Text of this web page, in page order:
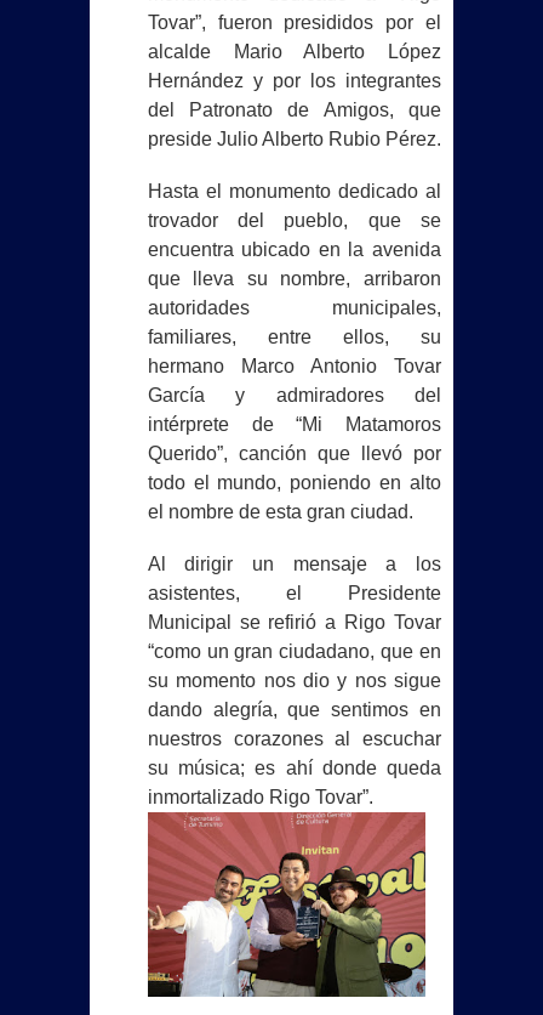
Tovar”, fueron presididos por el
alcalde Mario Alberto López
Hernández y por los integrantes
del Patronato de Amigos, que
preside Julio Alberto Rubio Pérez.
Hasta el monumento dedicado al
trovador del pueblo, que se
encuentra ubicado en la avenida
que lleva su nombre, arribaron
autoridades municipales,
familiares, entre ellos, su
hermano Marco Antonio Tovar
García y admiradores del
intérprete de “Mi Matamoros
Querido”, canción que llevó por
todo el mundo, poniendo en alto
el nombre de esta gran ciudad.
Al dirigir un mensaje a los
asistentes, el Presidente
Municipal se refirió a Rigo Tovar
“como un gran ciudadano, que en
su momento nos dio y nos sigue
dando alegría, que sentimos en
nuestros corazones al escuchar
su música; es ahí donde queda
inmortalizado Rigo Tovar”.